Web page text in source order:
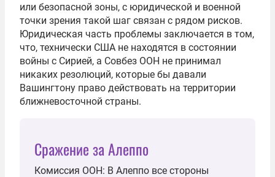
или безопасной зоны, с юридической и военной
точки зрения такой шаг связан с рядом рисков.
Юридическая часть проблемы заключается в том,
что, технически США не находятся в состоянии
войны с Сирией, а Совбез ООН не принимал
никаких резолюций, которые бы давали
Вашингтону право действовать на территории
ближневосточной страны.
Сражение за Алеппо
Комиссия ООН: В Алеппо все стороны